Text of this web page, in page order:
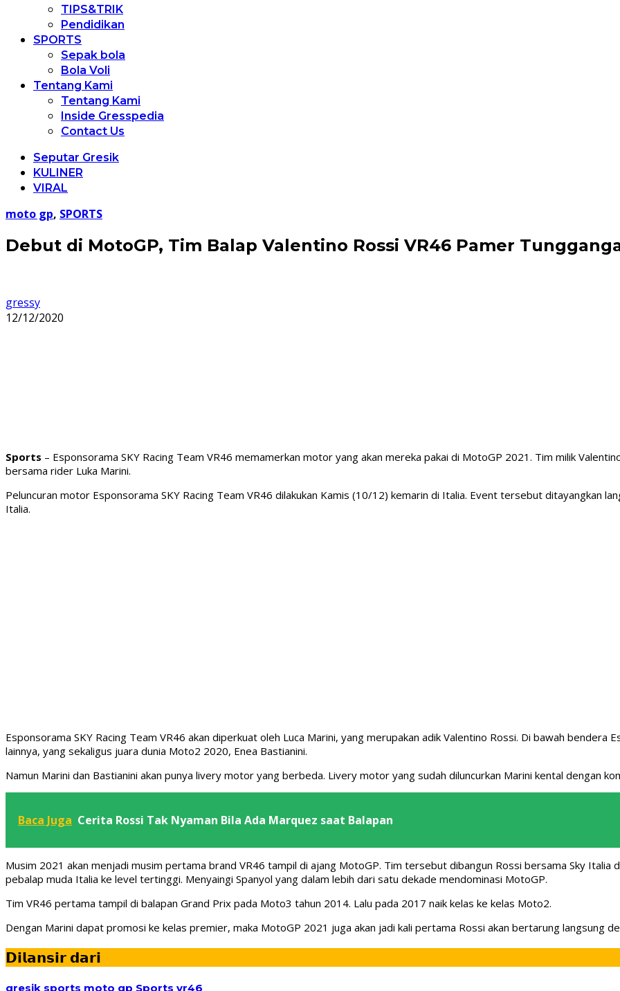
TIPS&TRIK
Pendidikan
SPORTS
Sepak bola
Bola Voli
Tentang Kami
Tentang Kami
Inside Gresspedia
Contact Us
Seputar Gresik
KULINER
VIRAL
moto gp, SPORTS
Debut di MotoGP, Tim Balap Valentino Rossi VR46 Pamer
gressy
12/12/2020
Sports – Esponsorama SKY Racing Team VR46 memamerkan motor yang akan mereka pakai di MotoGP 2021. Tim milik
bersama rider Luka Marini.
Peluncuran motor Esponsorama SKY Racing Team VR46 dilakukan Kamis (10/12) kemarin di Italia. Event tersebut ditayangkan
Italia.
Esponsorama SKY Racing Team VR46 akan diperkuat oleh Luca Marini, yang merupakan adik Valentino Rossi. Di bawah bendera
lainnya, yang sekaligus juara dunia Moto2 2020, Enea Bastianini.
Namun Marini dan Bastianini akan punya livery motor yang berbeda. Livery motor yang sudah diluncurkan Marini kental dengan
Baca Juga Cerita Rossi Tak Nyaman Bila Ada Marquez saat Balapan
Musim 2021 akan menjadi musim pertama brand VR46 tampil di ajang MotoGP. Tim tersebut dibangun Rossi bersama Sky
pebalap muda Italia ke level tertinggi. Menyaingi Spanyol yang dalam lebih dari satu dekade mendominasi MotoGP.
Tim VR46 pertama tampil di balapan Grand Prix pada Moto3 tahun 2014. Lalu pada 2017 naik kelas ke kelas Moto2.
Dengan Marini dapat promosi ke kelas premier, maka MotoGP 2021 juga akan jadi kali pertama Rossi akan bertarung langsung
𝗗𝗶𝗹𝗮𝗻𝘀𝗶𝗿 𝗱𝗮𝗿𝗶
gresik sports moto gp Sports vr46